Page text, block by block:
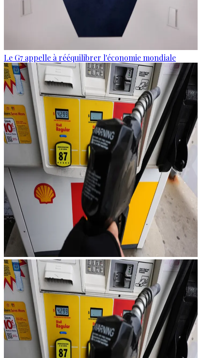
Le G7 appelle à rééquilibrer l'économie mondiale